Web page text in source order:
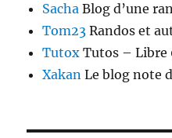
Sacha Blog d’une
Tom23 Randos et
Tutox Tutos – Libre
Xakan Le blog note